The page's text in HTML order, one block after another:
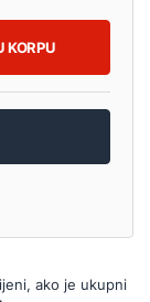
KORPU
ako je ukupni